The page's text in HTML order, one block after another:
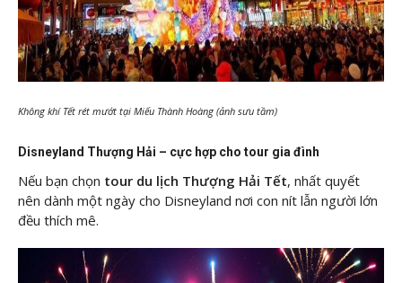
Không khí Tết rét mướt tại Miếu Thành Hoàng (ảnh sưu tầm)
Disneyland Thượng Hải – cực hợp cho tour gia đình
Nếu bạn chọn tour du lịch Thượng Hải Tết, nhất quyết
nên dành một ngày cho Disneyland nơi con nít lẫn người lớn
đều thích mê.